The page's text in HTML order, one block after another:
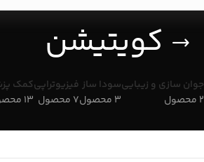
کویتیشن
جوان سازی و زیبایی
2 محصول
سودا ساز
3 محصول
فیزیوتراپی
7 محصول
کمک
13 محصول